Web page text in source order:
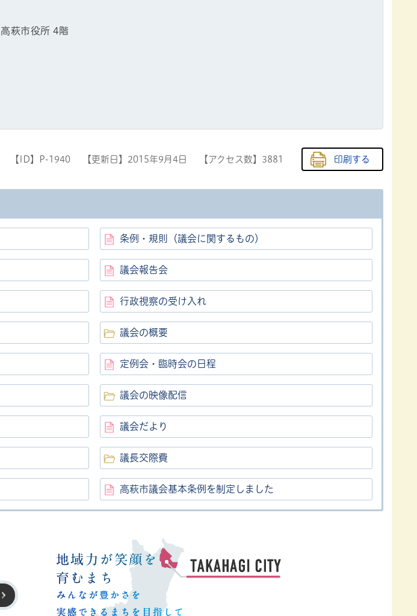
高萩市役所 4階
【ID】 P-1940 【更新日】 2015年9月4日 【アクセス数】 3881 印刷する
条例・規則（議会に関するもの）
議会報告会
行政視察の受け入れ
議会の概要
定例会・臨時会の日程
議会の映像配信
議会だより
議長交際費
高萩市議会基本条例を制定しました